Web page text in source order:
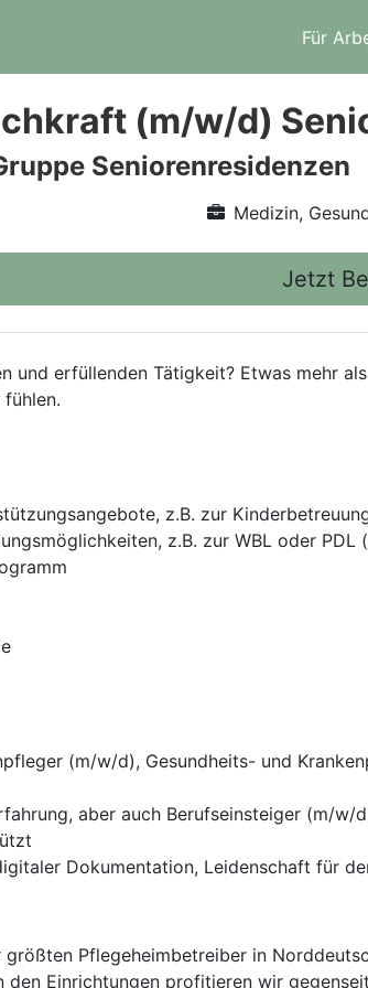
Für
(m/w/d)
Seniorenresidenzen
Medizin,
Jetzt
und erfüllenden Tätigkeit? Etwas mehr
z.B. zur
z.B. zur WBL oder
(m/w/d), Gesundheits- und
aber auch Berufseinsteiger (m/
Dokumentation, Leidenschaft für
Pflegeheimbetreiber in
Einrichtungen profitieren wir